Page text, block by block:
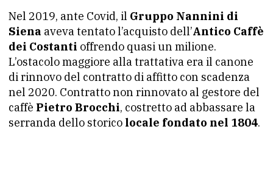
Nel 2019, ante Covid, il Gruppo Nannini di
Siena aveva tentato l’acquisto dell’Antico Caffè
dei Costanti offrendo quasi un milione.
L’ostacolo maggiore alla trattativa era il canone
di rinnovo del contratto di affitto con scadenza
nel 2020. Contratto non rinnovato al gestore del
caffè Pietro Brocchi, costretto ad abbassare la
serranda dello storico locale fondato nel 1804.